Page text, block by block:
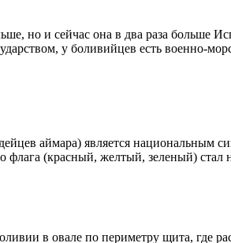
но и сейчас она в два раза больше
у боливийцев есть военно-
аймара) является национальным
флага (красный, желтый, зеленый) стал
в овале по периметру щита, где